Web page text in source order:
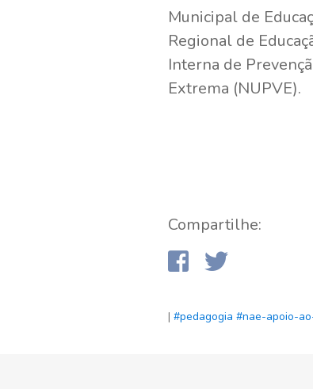
Municipal de
Regional de
Interna de
Extrema (NUPVE).
Compartilhe:
| #pedagogia #nae-apoio-